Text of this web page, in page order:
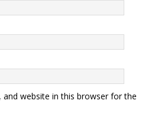
and website in this browser for the